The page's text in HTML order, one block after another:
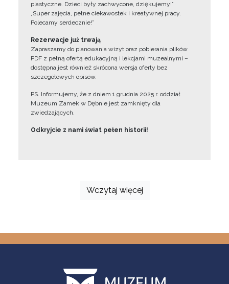
plastyczne. Dzieci były zachwycone, dziękujemy!”
„Super zajęcia, pełne ciekawostek i kreatywnej pracy.
Polecamy serdecznie!”
Rezerwacje już trwają
Zapraszamy do planowania wizyt oraz pobierania plików
PDF z pełną ofertą edukacyjną i lekcjami muzealnymi –
dostępna jest również skrócona wersja oferty bez
szczegółowych opisów.
PS. Informujemy, że z dniem 1 grudnia 2025 r. oddział
Muzeum Zamek w Dębnie jest zamknięty dla
zwiedzających.
Odkryjcie z nami świat pełen historii!
Wczytaj więcej